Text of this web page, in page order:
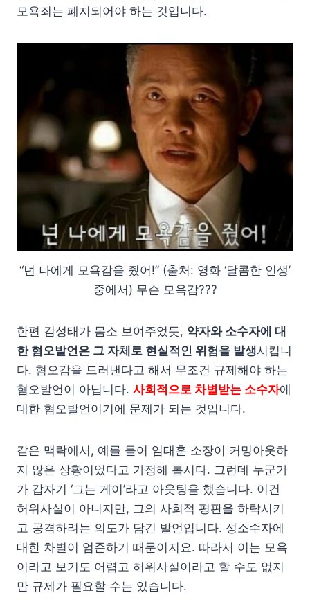
모욕죄는 폐지되어야 하는 것입니다.
“넌 나에게 모욕감을 줬어!” (출처: 영화 ‘달콤한 인생’
중에서) 무슨 모욕감???
한편 김성태가 몸소 보여주었듯, 약자와 소수자에 대
한 혐오발언은 그 자체로 현실적인 위험을 발생시킵니
다. 혐오감을 드러낸다고 해서 무조건 규제해야 하는
혐오발언이 아닙니다. 사회적으로 차별받는 소수자에
대한 혐오발언이기에 문제가 되는 것입니다.
같은 맥락에서, 예를 들어 임태훈 소장이 커밍아웃하
지 않은 상황이었다고 가정해 봅시다. 그런데 누군가
가 갑자기 ‘그는 게이’라고 아웃팅을 했습니다. 이건
허위사실이 아니지만, 그의 사회적 평판을 하락시키
고 공격하려는 의도가 담긴 발언입니다. 성소수자에
대한 차별이 엄존하기 때문이지요. 따라서 이는 모욕
이라고 보기도 어렵고 허위사실이라고 할 수도 없지
만 규제가 필요할 수는 있습니다.